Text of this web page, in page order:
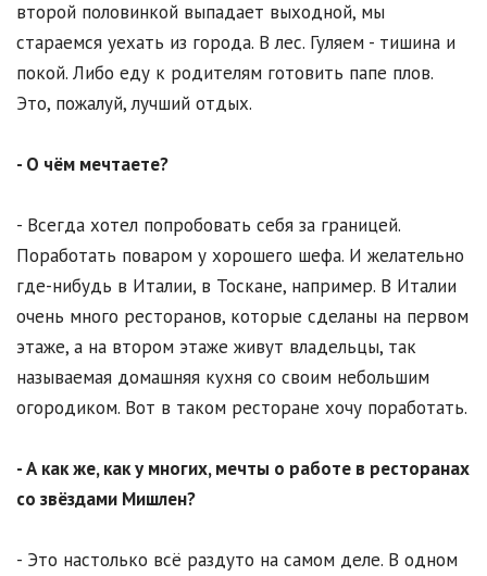
второй половинкой выпадает выходной, мы
стараемся уехать из города. В лес. Гуляем - тишина и
покой. Либо еду к родителям готовить папе плов.
Это, пожалуй, лучший отдых.
- О чём мечтаете?
- Всегда хотел попробовать себя за границей.
Поработать поваром у хорошего шефа. И желательно
где-нибудь в Италии, в Тоскане, например. В Италии
очень много ресторанов, которые сделаны на первом
этаже, а на втором этаже живут владельцы, так
называемая домашняя кухня со своим небольшим
огородиком. Вот в таком ресторане хочу поработать.
- А как же, как у многих, мечты о работе в ресторанах
со звёздами Мишлен?
- Это настолько всё раздуто на самом деле. В одном